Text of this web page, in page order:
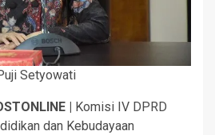
Setyowati
|
Komisi IV DPRD
dan Kebudayaan